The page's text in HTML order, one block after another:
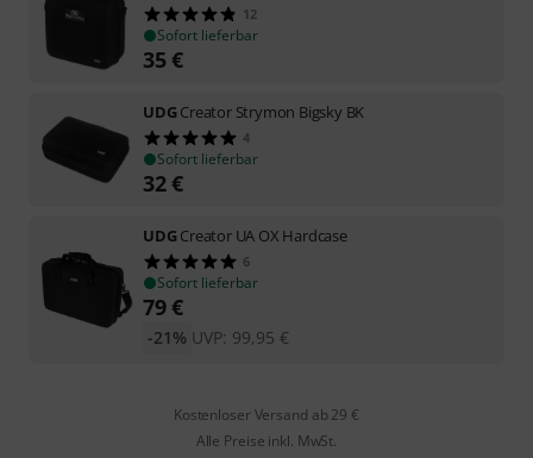
12
Sofort lieferbar
35€
UDGCreator Strymon Bigsky BK
4
Sofort lieferbar
32€
UDGCreator UA OX Hardcase
6
Sofort lieferbar
79€
UVP: 99,95 €
-21%
Kostenloser Versand ab 29 €
Alle Preise inkl. MwSt.